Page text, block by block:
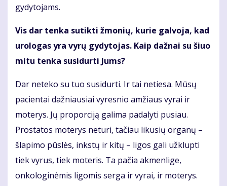
gydytojams.
Vis dar tenka sutikti žmonių, kurie galvoja, kad
urologas yra vyrų gydytojas. Kaip dažnai su šiuo
mitu tenka susidurti Jums?
Dar neteko su tuo susidurti. Ir tai netiesa. Mūsų
pacientai dažniausiai vyresnio amžiaus vyrai ir
moterys. Jų proporciją galima padalyti pusiau.
Prostatos moterys neturi, tačiau likusių organų –
šlapimo pūslės, inkstų ir kitų – ligos gali užklupti
tiek vyrus, tiek moteris. Ta pačia akmenlige,
onkologinėmis ligomis serga ir vyrai, ir moterys.